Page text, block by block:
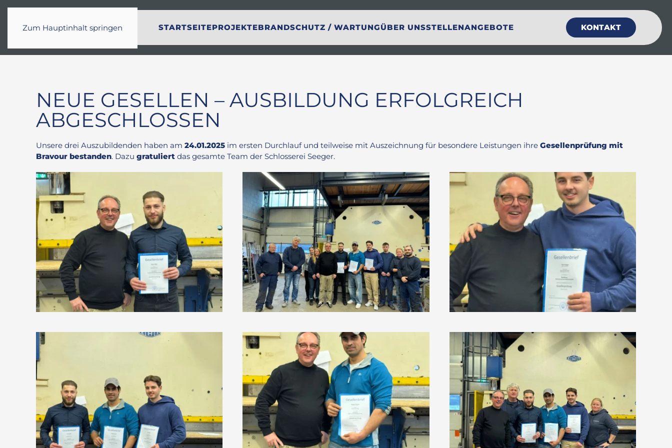
Zum Hauptinhalt springen STARTSEITEPROJEKTEBRANDSCHUTZ / WARTUNGÜBER UNSSTELLENANGEBOTE KONTAKT
NEUE GESELLEN – AUSBILDUNG ERFOLGREICH
ABGESCHLOSSEN
Unsere drei Auszubildenden haben am 24.01.2025 im ersten Durchlauf und teilweise mit Auszeichnung für besondere Leistungen ihre Gesellenprüfung mit
Bravour bestanden. Dazu gratuliert das gesamte Team der Schlosserei Seeger.